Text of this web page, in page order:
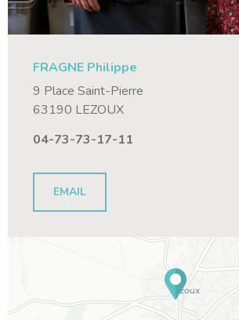
FRAGNE Philippe
9 Place Saint-Pierre
63190 LEZOUX
04-73-73-17-11
EMAIL